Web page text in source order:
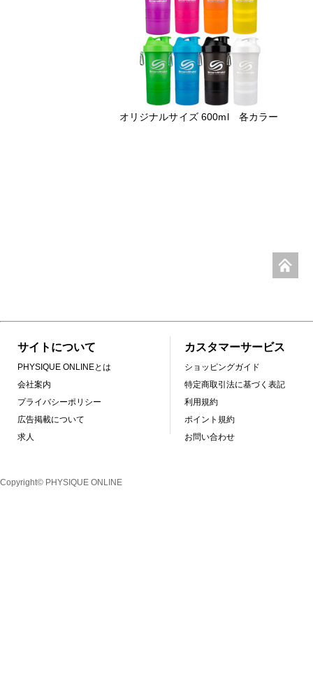
オリジナルサイズ 600ml 各カラー
サイトについて
PHYSIQUE ONLINEとは
会社案内
プライバシーポリシー
広告掲載について
求人
カスタマーサービス
ショッピングガイド
特定商取引法に基づく表記
利用規約
ポイント規約
お問い合わせ
Copyright© PHYSIQUE ONLINE